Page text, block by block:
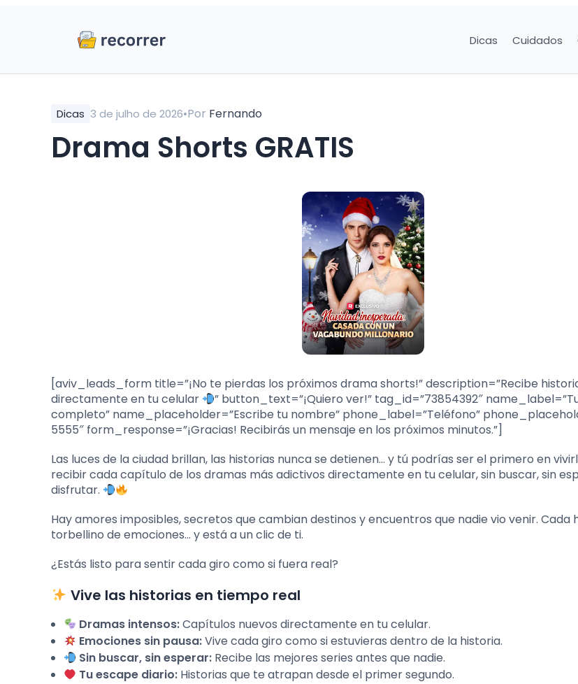
Dicas Cuidados
Dicas 3 de julho de 2026•Por Fernando
Drama Shorts GRATIS
[aviv_leads_form title=”¡No te pierdas los próximos drama shorts!” description=”Recibe
directamente en tu celular
” button_text=”¡Quiero ver!” tag_id=”73854392″
completo” name_placeholder=”Escribe tu nombre” phone_label=”Teléfono”
5555″ form_response=”¡Gracias! Recibirás un mensaje en los próximos minutos.”]
Las luces de la ciudad brillan, las historias nunca se detienen… y tú podrías ser el primero en
recibir cada capítulo de los dramas más adictivos directamente en tu celular, sin buscar, sin
disfrutar.
Hay amores imposibles, secretos que cambian destinos y encuentros que nadie vio venir. Cada
torbellino de emociones… y está a un clic de ti.
¿Estás listo para sentir cada giro como si fuera real?
Vive las historias en tiempo real
Dramas intensos:Capítulos nuevos directamente en tu celular.
Emociones sin pausa:Vive cada giro como si estuvieras dentro de la historia.
Sin buscar, sin esperar: Recibe las mejores series antes que nadie.
Tu escape diario: Historias que te atrapan desde el primer segundo.